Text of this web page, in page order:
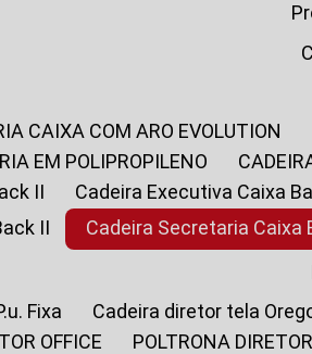
CAIXA COM ARO EVOLUTION
EM POLIPROPILENO
II
Cadeira Executiva Caixa
II
Cadeira Secretaria
Fixa
Cadeira diretor tela
OFFICE
POLTRONA